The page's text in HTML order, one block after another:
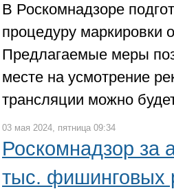
В Роскомнадзоре
процедуру маркировки
Предлагаемые меры
месте на усмотрение
трансляции можно
03 мая 2024, пятница 09:34
Роскомнадзор за
тыс. фишинговых